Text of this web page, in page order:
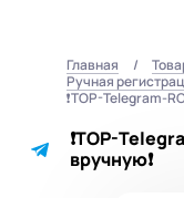
Главная
Ручная
❗️TOP-Telegram-
❗️TOP-
вручную❗️